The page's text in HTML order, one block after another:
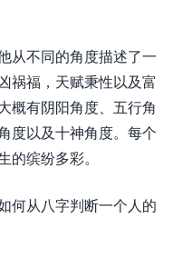
从不同的角度描述了一
祸福，天赋秉性以及富
概有阴阳角度、五行角
度以及十神角度。每个
的缤纷多彩。
何从八字判断一个人的